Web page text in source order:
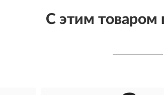
С этим товаром